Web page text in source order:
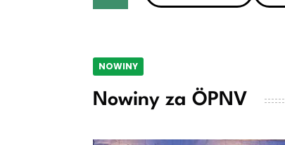
NOWINY
Nowiny za ÖPNV